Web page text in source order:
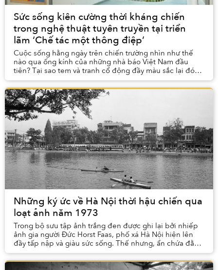
Sức sống kiên cường thời kháng chiến
trong nghệ thuật tuyên truyền tại triển
lãm ‘Chế tác một thông điệp’
Cuộc sống hằng ngày trên chiến trường nhìn như thế
nào qua ống kính của những nhà báo Việt Nam đầu
tiên? Tại sao tem và tranh cổ động đầy màu sắc lại đóng
vai trò quan trọng trong thời chiến và trong ...
Những ký ức về Hà Nội thời hậu chiến qua
loạt ảnh năm 1973
Trong bộ sưu tập ảnh trắng đen được ghi lại bởi nhiếp
ảnh gia người Đức Horst Faas, phố xá Hà Nội hiện lên
đầy tấp nập và giàu sức sống. Thế nhưng, ẩn chứa đằng
sau khung hình tràn đầy tiếng cười con ...